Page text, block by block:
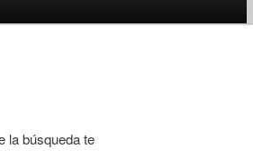
la búsqueda te